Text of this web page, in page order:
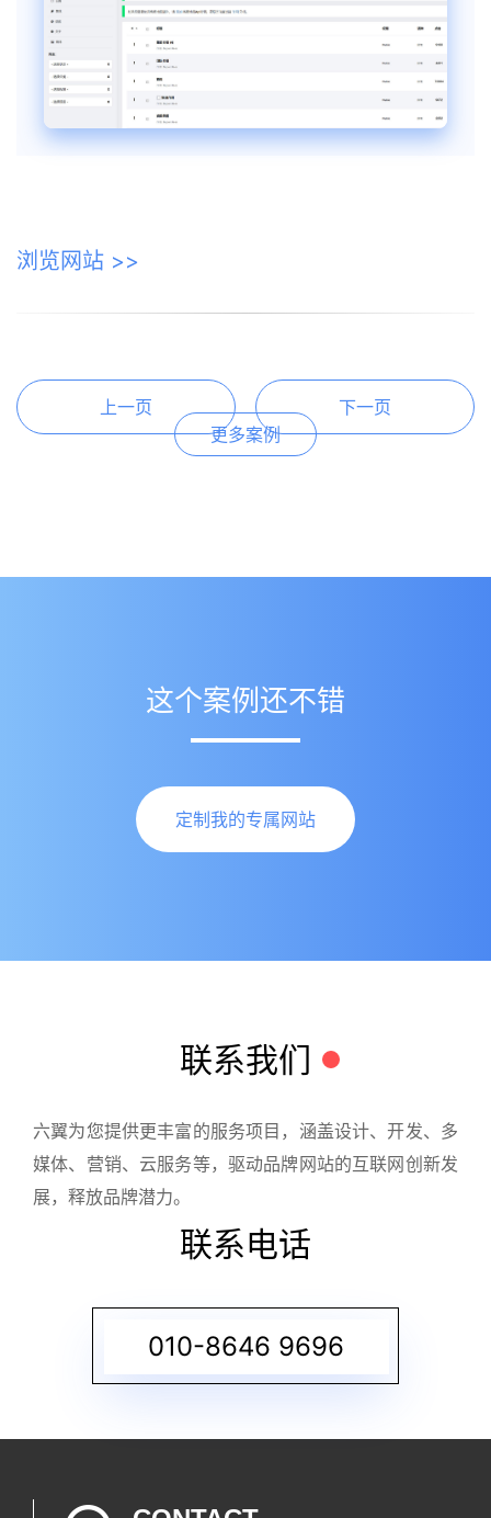
浏览网站 >>
上一页
下一页
更多案例
这个案例还不错
定制我的专属网站
联系我们
六翼为您提供更丰富的服务项目，涵盖设计、开发、多
媒体、营销、云服务等，驱动品牌网站的互联网创新发
展，释放品牌潜力。
联系电话
010-8646 9696